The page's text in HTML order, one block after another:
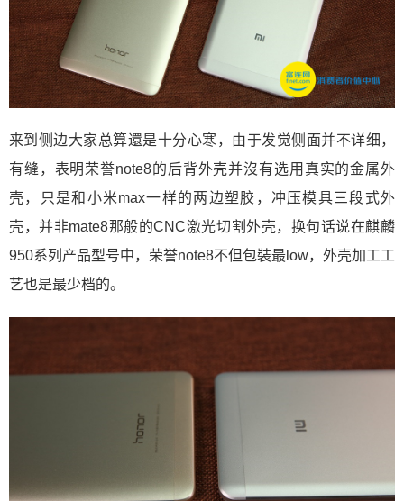
来到侧边大家总算還是十分心寒，由于发觉侧面并不详细，
有缝，表明荣誉note8的后背外壳并沒有选用真实的金属外
壳，只是和小米max一样的两边塑胶，冲压模具三段式外
壳，并非mate8那般的CNC激光切割外壳，换句话说在麒麟
950系列产品型号中，荣誉note8不但包裝最low，外壳加工工
艺也是最少档的。